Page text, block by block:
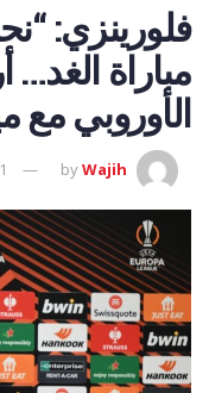
فلورينزي:
مباراة الغد…
الأوروبي مع
byWajih
21